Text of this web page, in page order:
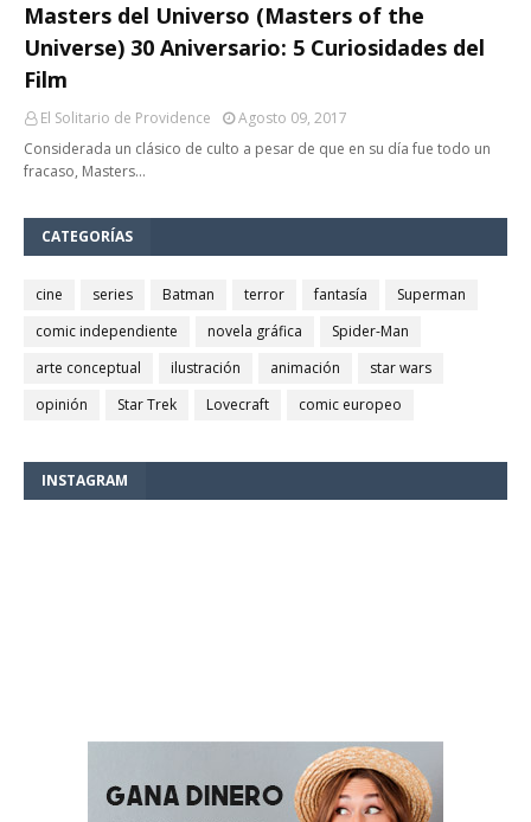
Masters del Universo (Masters of the
Universe) 30 Aniversario: 5 Curiosidades del
Film
El Solitario de Providence
Agosto 09, 2017
Considerada un clásico de culto a pesar de que en su día fue todo un
fracaso, Masters…
CATEGORÍAS
cine series Batman terror fantasía
Superman
comic independiente
novela gráfica
Spider-Man
arte conceptual
ilustración animación
star wars
opinión
Star Trek Lovecraft comic europeo
INSTAGRAM